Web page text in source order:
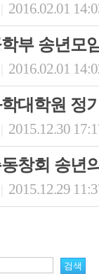
2016.02.01
부 송년모
2016.02.01
대학원 정
2015.12.30
창회 송년
2015.12.29